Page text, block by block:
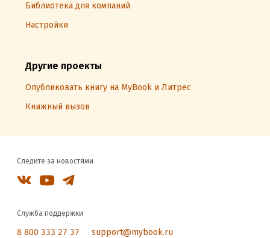
Библиотека для компаний
Настройки
Другие проекты
Опубликовать книгу на MyBook и Литрес
Книжный вызов
Следите за новостями
Служба поддержки
8 800 333 27 37 support@mybook.ru